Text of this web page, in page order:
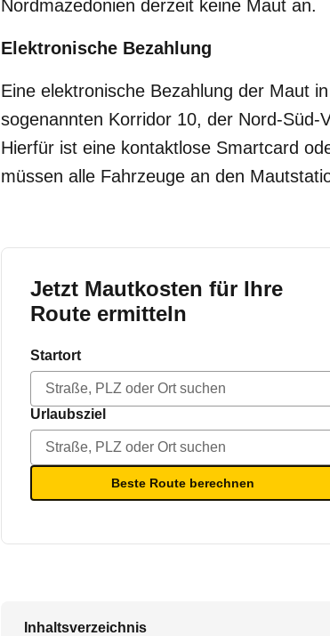
Nordmazedonien derzeit keine Maut an.
Elektronische Bezahlung
Eine elektronische Bezahlung der Maut
sogenannten Korridor 10, der Nord-Süd-
Hierfür ist eine kontaktlose Smartcard
müssen alle Fahrzeuge an den
Jetzt Mautkosten für Ihre
Route ermitteln
Startort
Urlaubsziel
Beste Route berechnen
Inhaltsverzeichnis